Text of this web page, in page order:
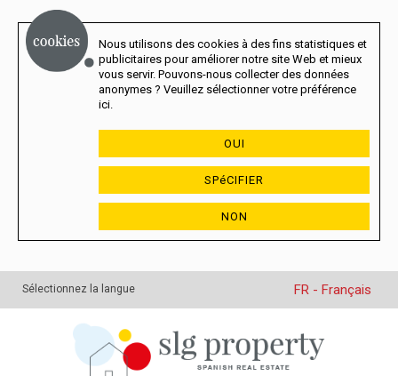
Nous utilisons des cookies à des fins statistiques et
publicitaires pour améliorer notre site Web et mieux
vous servir. Pouvons-nous collecter des données
anonymes ? Veuillez sélectionner votre préférence
ici.
OUI
SPéCIFIER
NON
Sélectionnez la langue FR - Français